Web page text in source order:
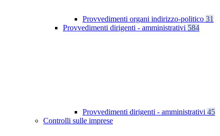
Provvedimenti organi indirizzo-politico 31
Provvedimenti dirigenti - amministrativi 584
Provvedimenti dirigenti - amministrativi 45
Controlli sulle imprese